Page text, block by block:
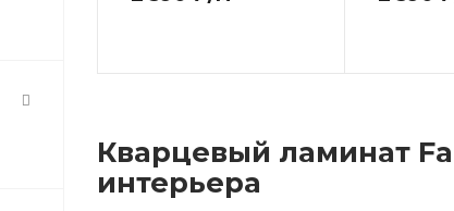
Кварцевый ламинат
интерьера